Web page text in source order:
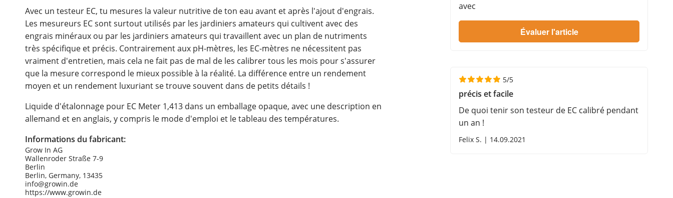
Avec un testeur EC, tu mesures la valeur nutritive de ton eau avant et après l'ajout d'engrais.
Les mesureurs EC sont surtout utilisés par les jardiniers amateurs qui cultivent avec des
engrais minéraux ou par les jardiniers amateurs qui travaillent avec un plan de nutriments
très spécifique et précis. Contrairement aux pH-mètres, les EC-mètres ne nécessitent pas
vraiment d'entretien, mais cela ne fait pas de mal de les calibrer tous les mois pour s'assurer
que la mesure correspond le mieux possible à la réalité. La différence entre un rendement
moyen et un rendement luxuriant se trouve souvent dans de petits détails !
Liquide d'étalonnage pour EC Meter 1,413 dans un emballage opaque, avec une description en
allemand et en anglais, y compris le mode d'emploi et le tableau des températures.
Informations du fabricant:
Grow In AG
Wallenroder Straße 7-9
Berlin
Berlin, Germany, 13435
info@growin.de
https://www.growin.de
avec
5/5
précis et facile
De quoi tenir son testeur de EC calibré pendant
un an !
Felix S. | 14.09.2021